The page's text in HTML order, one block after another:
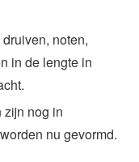
noten,
in de lengte in
zijn nog in
nu gevormd.